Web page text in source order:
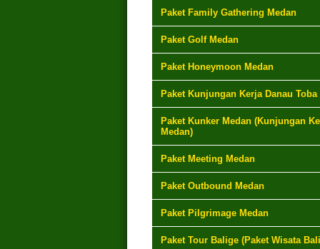
Paket Family Gathering Medan
Paket Golf Medan
Paket Honeymoon Medan
Paket Kunjungan Kerja Danau Toba
Paket Kunker Medan (Kunjungan
Medan)
Paket Meeting Medan
Paket Outbound Medan
Paket Pilgrimage Medan
Paket Tour Balige (Paket Wisata